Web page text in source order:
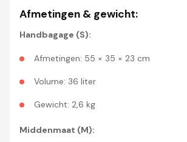
Afmetingen & gewicht:
Handbagage (S):
Afmetingen: 55 × 35 × 23 cm
Volume: 36 liter
Gewicht: 2,6 kg
Middenmaat (M):